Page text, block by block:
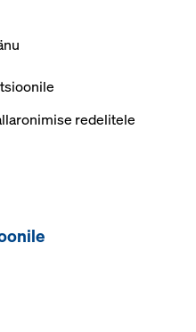
redelitele